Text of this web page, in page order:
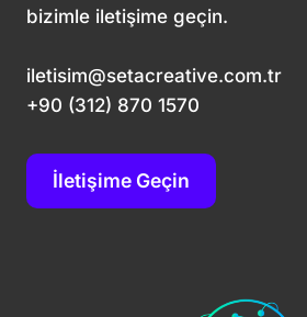
bizimle iletişime geçin.
iletisim@setacreative.com.tr
+90 (312) 870 1570
İletişime Geçin